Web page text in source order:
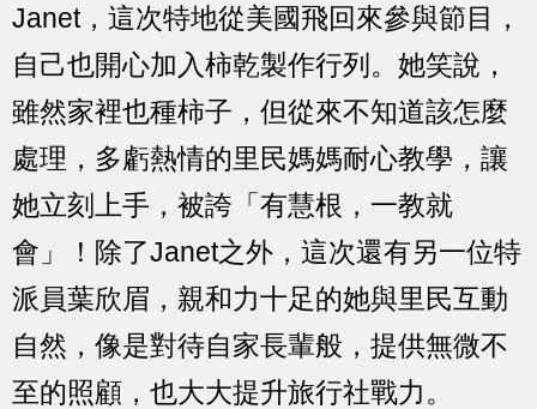
Janet，這次特地從美國飛回來參與節目，
自己也開心加入柿乾製作行列。她笑說，
雖然家裡也種柿子，但從來不知道該怎麼
處理，多虧熱情的里民媽媽耐心教學，讓
她立刻上手，被誇「有慧根，一教就
會」！除了Janet之外，這次還有另一位特
派員葉欣眉，親和力十足的她與里民互動
自然，像是對待自家長輩般，提供無微不
至的照顧，也大大提升旅行社戰力。